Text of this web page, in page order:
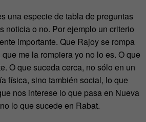
una especie de tabla de preguntas
noticia o no. Por ejemplo un criterio
importante. Que Rajoy se rompa
me la rompiera yo no lo es. O que
O que suceda cerca, no sólo en un
física, sino también social, lo que
nos interese lo que pasa en Nueva
lo que sucede en Rabat.